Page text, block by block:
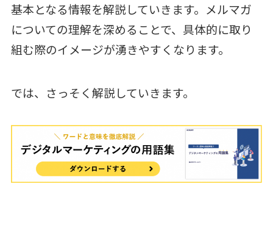
基本となる情報を解説していきます。メルマガ
についての理解を深めることで、具体的に取り
組む際のイメージが湧きやすくなります。
では、さっそく解説していきます。